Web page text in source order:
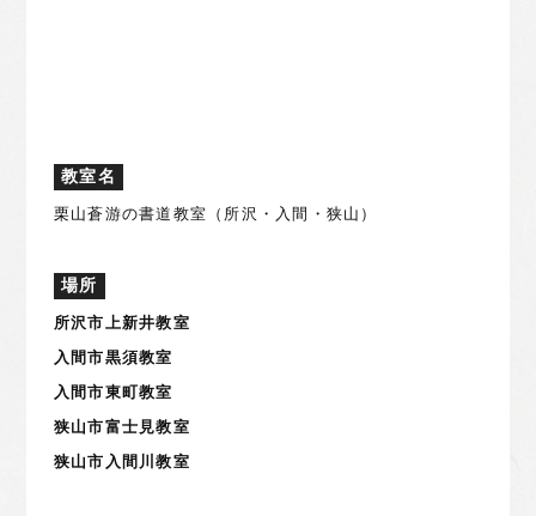
教室名
栗山蒼游の書道教室（所沢・入間・狭山）
場所
所沢市上新井教室
入間市黒須教室
入間市東町教室
狭山市富士見教室
狭山市入間川教室